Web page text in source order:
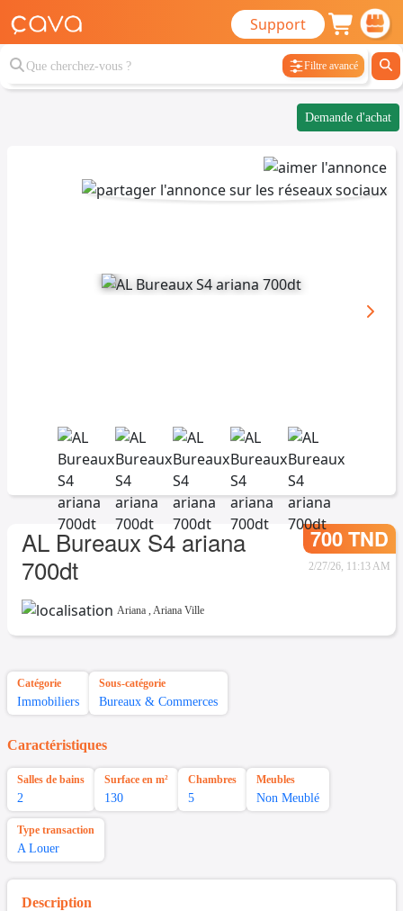
Support
Filtre avancé
Demande d'achat
AL Bureaux S4 ariana
700dt
700 TND
2/27/26, 11:13 AM
Ariana , Ariana Ville
Catégorie
Immobiliers
Sous-catégorie
Bureaux & Commerces
Caractéristiques
Salles de bains
2
Surface en m²
130
Chambres
5
Meubles
Non Meublé
Type transaction
A Louer
Description